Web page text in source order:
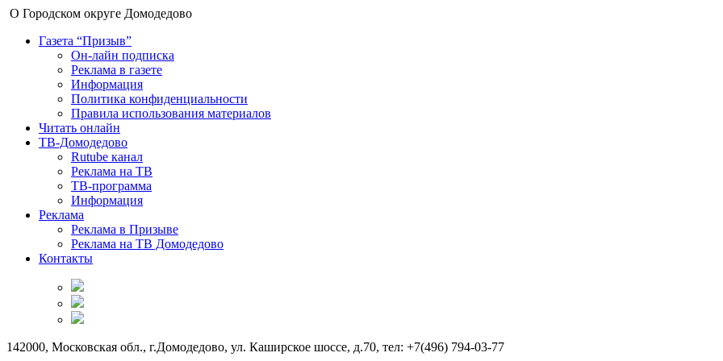
О Городском округе Домодедово
Газета “Призыв”
Он-лайн подписка
Реклама в газете
Информация
Политика конфиденциальности
Правила использования материалов
Читать онлайн
ТВ-Домодедово
Rutube канал
Реклама на ТВ
ТВ-программа
Информация
Реклама
Реклама в Призыве
Реклама на ТВ Домодедово
Контакты
142000, Московская обл., г.Домодедово, ул. Каширское шоссе, д.70, тел: +7(496) 794-03-77